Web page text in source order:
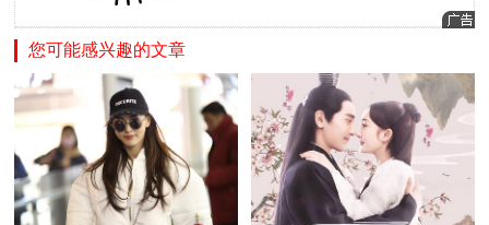
您可能感兴趣的文章